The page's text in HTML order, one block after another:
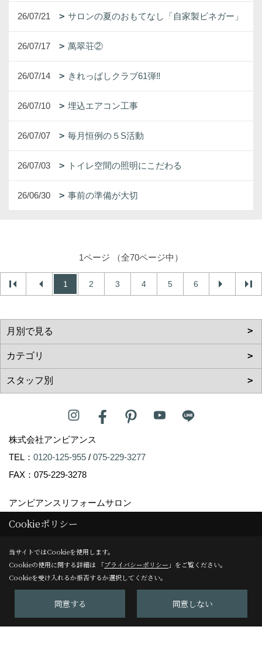
26/07/21 サロンの夏のおもてなし「自家製ビネガー」
26/07/17 萬翠荘②
26/07/14 きれっぱしクラブ61弾‼
26/07/10 埋込エアコン工事
26/07/07 毎月恒例の５S活動
26/07/03 トイレ空間の照明にこだわる
26/06/30 事前の準備が大切
1ページ （全70ページ中）
1 2 3 4 5 6
株式会社アンビアンス
TEL： 0120-125-955 / 075-229-3277
FAX：075-229-3278
アンビアンスリフォームサロン
〒604-8247
TEL： 075-229-3007
FAX：075-229-3008
＜営業時間＞10:00～17:00
＜定休日＞日曜日
Cookieポリシー
当サイトではCookieを使用します。
Cookieの使用に関する詳細は 「プライバシーポリシー 」をご覧ください。
Cookieを受け入れるか拒否するか選択してください。
同意する 同意しない